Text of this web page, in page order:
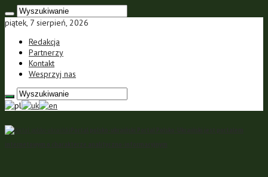
piątek, 7 sierpień, 2026
Redakcja
Partnerzy
Kontakt
Wesprzyj nas